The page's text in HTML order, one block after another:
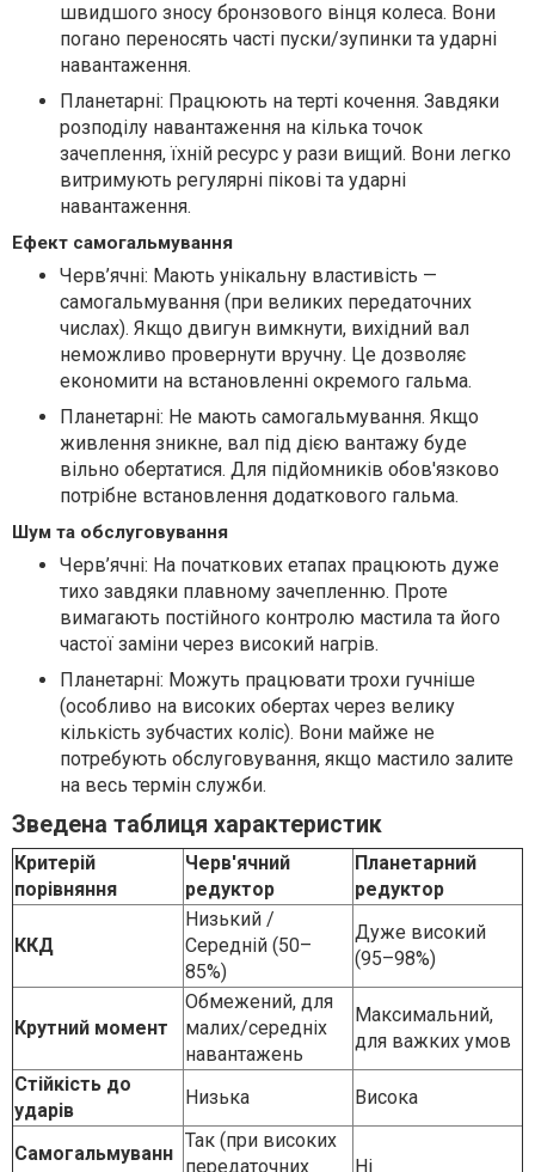
швидшого зносу бронзового вінця колеса. Вони
погано переносять часті пуски/зупинки та ударні
навантаження.
Планетарні: Працюють на терті кочення. Завдяки
розподілу навантаження на кілька точок
зачеплення, їхній ресурс у рази вищий. Вони легко
витримують регулярні пікові та ударні
навантаження.
Ефект самогальмування
Черв’ячні: Мають унікальну властивість —
самогальмування (при великих передаточних
числах). Якщо двигун вимкнути, вихідний вал
неможливо провернути вручну. Це дозволяє
економити на встановленні окремого гальма.
Планетарні: Не мають самогальмування. Якщо
живлення зникне, вал під дією вантажу буде
вільно обертатися. Для підйомників обов'язково
потрібне встановлення додаткового гальма.
Шум та обслуговування
Черв’ячні: На початкових етапах працюють дуже
тихо завдяки плавному зачепленню. Проте
вимагають постійного контролю мастила та його
частої заміни через високий нагрів.
Планетарні: Можуть працювати трохи гучніше
(особливо на високих обертах через велику
кількість зубчастих коліс). Вони майже не
потребують обслуговування, якщо мастило залите
на весь термін служби.
Зведена таблиця характеристик
Критерій
порівняння
Черв'ячний
редуктор
Планетарний
редуктор
ККД
Низький /
Середній (50–
85%)
Дуже високий
(95–98%)
Крутний момент
Обмежений, для
малих/середніх
навантажень
Максимальний,
для важких умов
Стійкість до
ударів
Низька Висока
Самогальмуванн
Так (при високих
передаточних
Ні